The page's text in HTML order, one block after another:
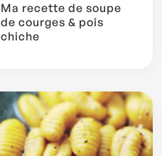
Ma recette de soupe
de courges & pois
chiche